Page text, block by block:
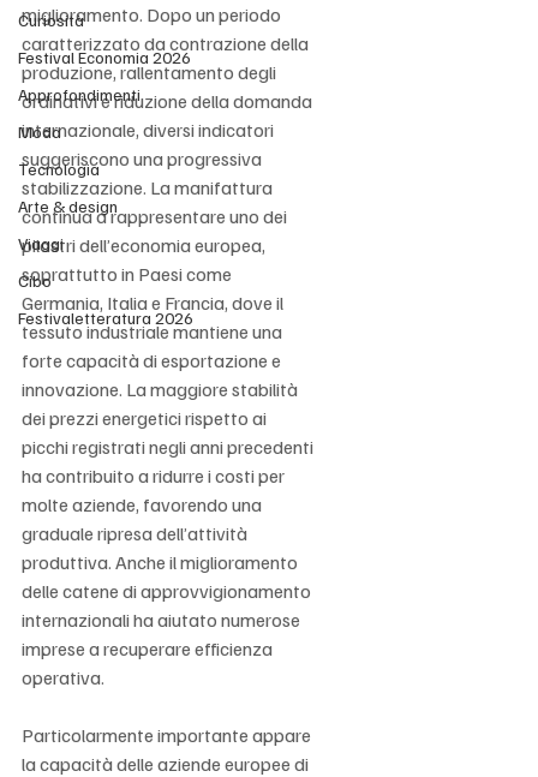
Curiosità
Festival Economia 2026
Approfondimenti
Moda
Tecnologia
Arte & design
Viaggi
Cibo
Festivaletteratura 2026
miglioramento. Dopo un periodo
caratterizzato da contrazione della
produzione, rallentamento degli
ordinativi e riduzione della domanda
internazionale, diversi indicatori
suggeriscono una progressiva
stabilizzazione. La manifattura
continua a rappresentare uno dei
pilastri dell’economia europea,
soprattutto in Paesi come
Germania, Italia e Francia, dove il
tessuto industriale mantiene una
forte capacità di esportazione e
innovazione. La maggiore stabilità
dei prezzi energetici rispetto ai
picchi registrati negli anni precedenti
ha contribuito a ridurre i costi per
molte aziende, favorendo una
graduale ripresa dell’attività
produttiva. Anche il miglioramento
delle catene di approvvigionamento
internazionali ha aiutato numerose
imprese a recuperare efficienza
operativa.
Particolarmente importante appare
la capacità delle aziende europee di